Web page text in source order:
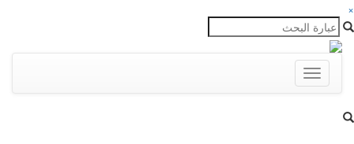
×
Toggle
navigation